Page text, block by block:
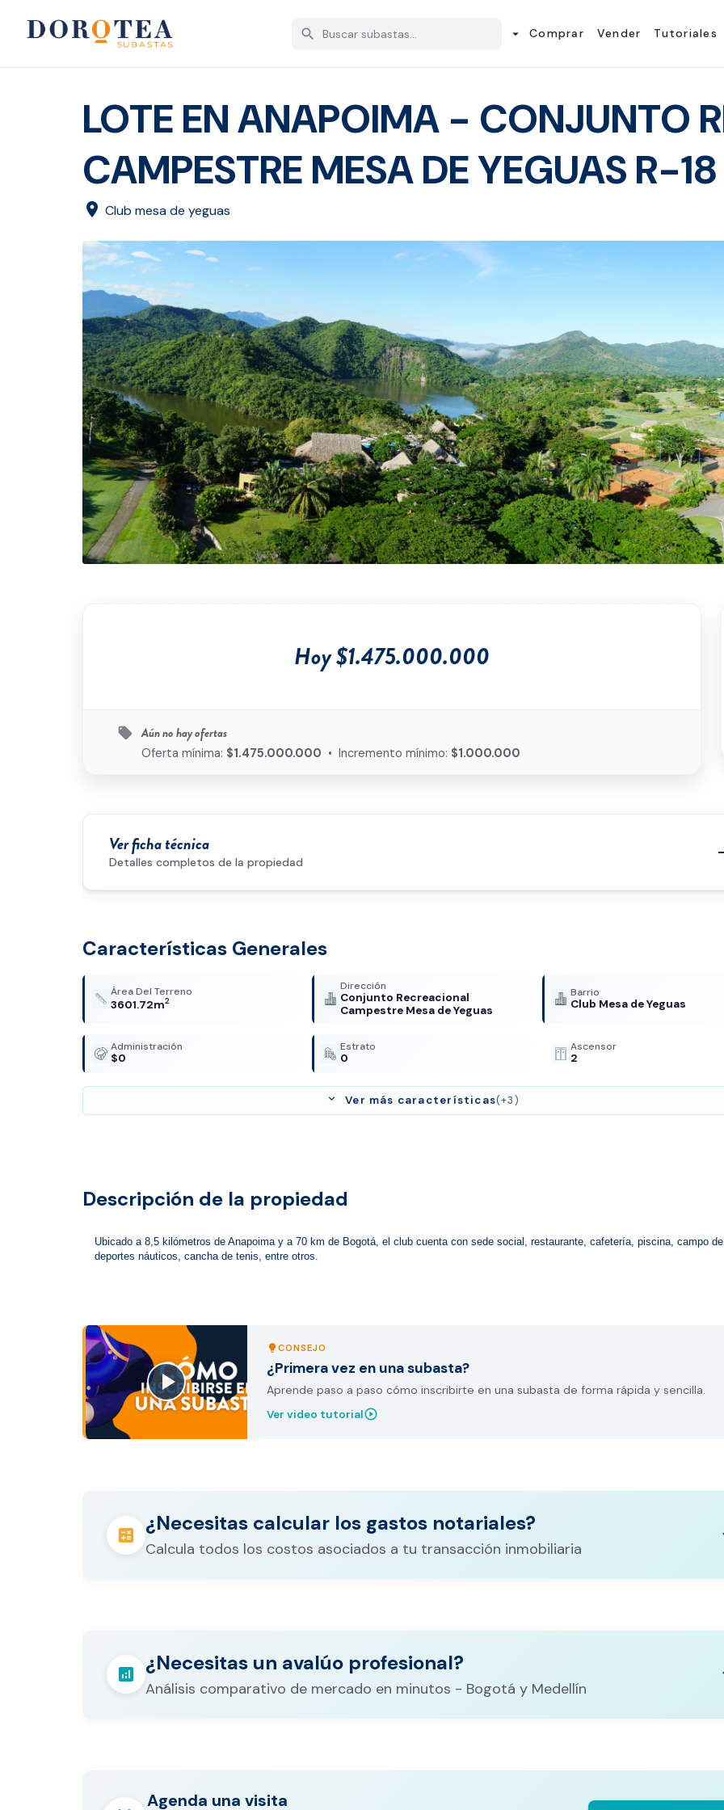
search arrow_drop_down Comprar Vender Tutoriales
LOTE EN ANAPOIMA - CONJUNTO
CAMPESTRE MESA DE YEGUAS R-18
location_on Club mesa de yeguas
Hoy $1.475.000.000
local_offer Aún no hay ofertas
Oferta mínima: $1.475.000.000 • Incremento mínimo: $1.000.000
Ver ficha técnica
Detalles completos de la propiedad
Características Generales
Área Del Terreno
3601.72m2
Dirección
Conjunto Recreacional
Campestre Mesa de Yeguas
Barrio
Club Mesa de Yeguas
Administración
$0
Estrato
0
Ascensor
2
expand_more Ver más características(+3)
Descripción de la propiedad
Ubicado a 8,5 kilómetros de Anapoima y a 70 km de Bogotá, el club cuenta con sede social, restaurante, cafetería, piscina, campo de
deportes náuticos, cancha de tenis, entre otros.
lightbulb CONSEJO
¿Primera vez en una subasta?
Aprende paso a paso cómo inscribirte en una subasta de forma rápida y sencilla.
Ver video tutorialplay_circle_outline
calculate ¿Necesitas calcular los gastos notariales?
Calcula todos los costos asociados a tu transacción inmobiliaria
Los gastos notariales incluyen escrituración,
legales que varían según el valor del
inmueble.
CALCULADORA DE GASTOS NOTARIALES
analytics ¿Necesitas un avalúo profesional?
Análisis comparativo de mercado en minutos - Bogotá y Medellín
Agenda una visita